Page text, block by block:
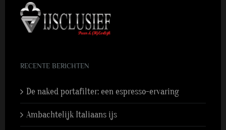
RECENTE BERICHTEN
De naked portafilter: een espresso-ervaring
Ambachtelijk Italiaans ijs